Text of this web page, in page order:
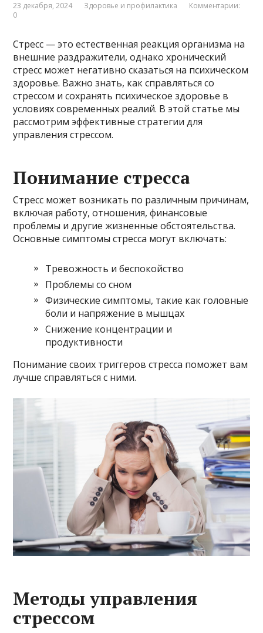
23 декабря, 2024 Здоровье и профилактика
Комментарии:
0
Стресс — это естественная реакция организма на
внешние раздражители, однако хронический
стресс может негативно сказаться на психическом
здоровье. Важно знать, как справляться со
стрессом и сохранять психическое здоровье в
условиях современных реалий. В этой статье мы
рассмотрим эффективные стратегии для
управления стрессом.
Понимание стресса
Стресс может возникать по различным причинам,
включая работу, отношения, финансовые
проблемы и другие жизненные обстоятельства.
Основные симптомы стресса могут включать:
Тревожность и беспокойство
Проблемы со сном
Физические симптомы, такие как головные
боли и напряжение в мышцах
Снижение концентрации и
продуктивности
Понимание своих триггеров стресса поможет вам
лучше справляться с ними.
Методы управления
стрессом